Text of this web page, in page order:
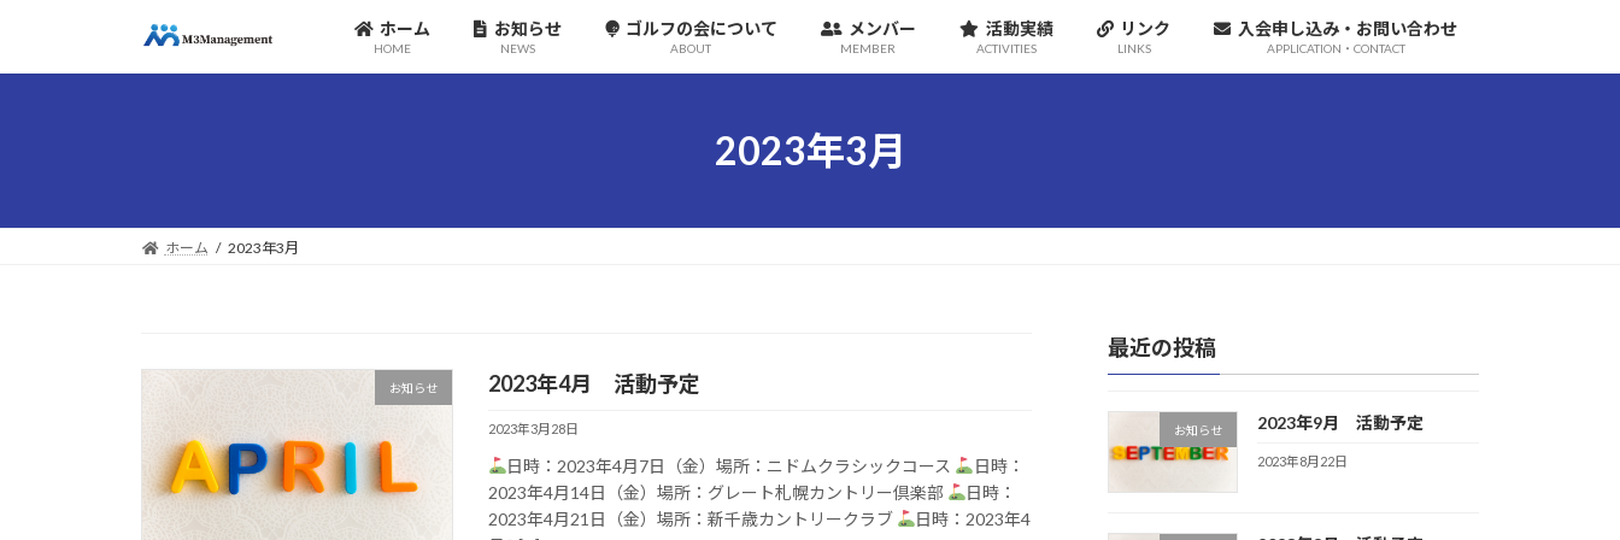
テ
ゲ
ホーム
HOME
お知らせ
NEWS
ゴルフの会について
ABOUT
メンバー
MEMBER
活動実績
ACTIVITIES
リンク
LINKS
入会申し込み・お問い合わせ
APPLICATION・CONTACT
2023年3月
ホーム 2023年3月
お知らせ 2023年4月 活動予定
2023年3月28日
日時：2023年4月7日（金）場所：ニドムクラシックコース
日時：
2023年4月14日（金）場所：グレート札幌カントリー倶楽部
日時：
2023年4月21日（金）場所：新千歳カントリークラブ
日時：2023年4
最近の投稿
お知らせ 2023年9月 活動予定
2023年8月22日